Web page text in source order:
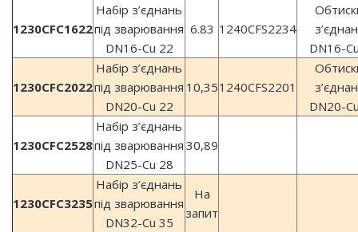
1230CFC1622
Набір з’єднань
під зварювання
DN16-Сu 22
6.83 1240CFS2234
DN16-
1230CFC2022
Набір з’єднань
під зварювання
DN20-Сu 22
10,351240CFS2201
DN20-
1230CFC2528
Набір з’єднань
під зварювання
DN25-Сu 28
30,89
1230CFC3235
Набір з’єднань
під зварювання
DN32-Сu 35
На
запит